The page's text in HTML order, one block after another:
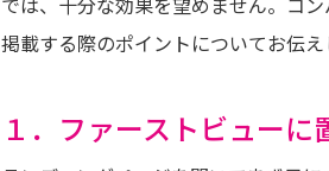
掲載する際のポイントについてお伝え
１．ファーストビューに